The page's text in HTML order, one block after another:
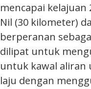
mencapai kelajuan
Nil (30 kilometer)
berperanan
dilipat untuk
untuk kawal aliran
laju dengan